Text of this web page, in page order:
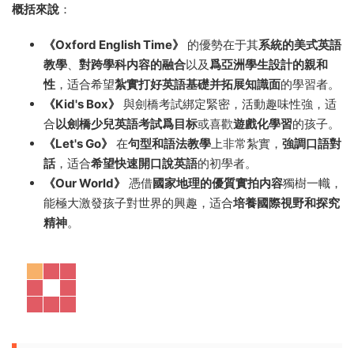
概括來說 ：
《Oxford English Time》 的優勢在于其系統的美式英語
教學、 對跨學科内容的融合以及爲亞洲學生設計的親和
性 ，适合希望紮實打好英語基礎并拓展知識面的學習者。
《Kid's Box》 與劍橋考試綁定緊密，活動趣味性強，适
合以劍橋少兒英語考試爲目标或喜歡遊戲化學習的孩子。
《Let's Go》 在句型和語法教學上非常紮實， 強調口語對
話，适合希望快速開口說英語的初學者。
《Our World》 憑借國家地理的優質實拍内容獨樹一幟，
能極大激發孩子對世界的興趣，适合培養國際視野和探究
精神。